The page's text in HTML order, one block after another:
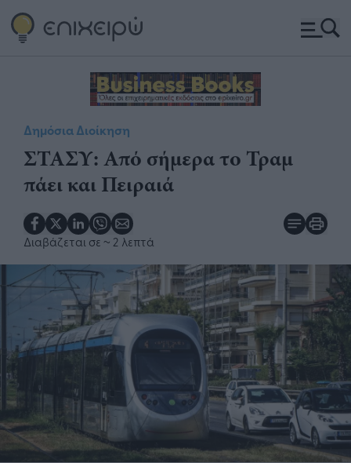
Δημόσια Διοίκηση
ΣΤΑΣΥ: ​Από σήμερα το Τραμ
πάει και Πειραιά
Διαβάζεται σε ~ 2 λεπτά